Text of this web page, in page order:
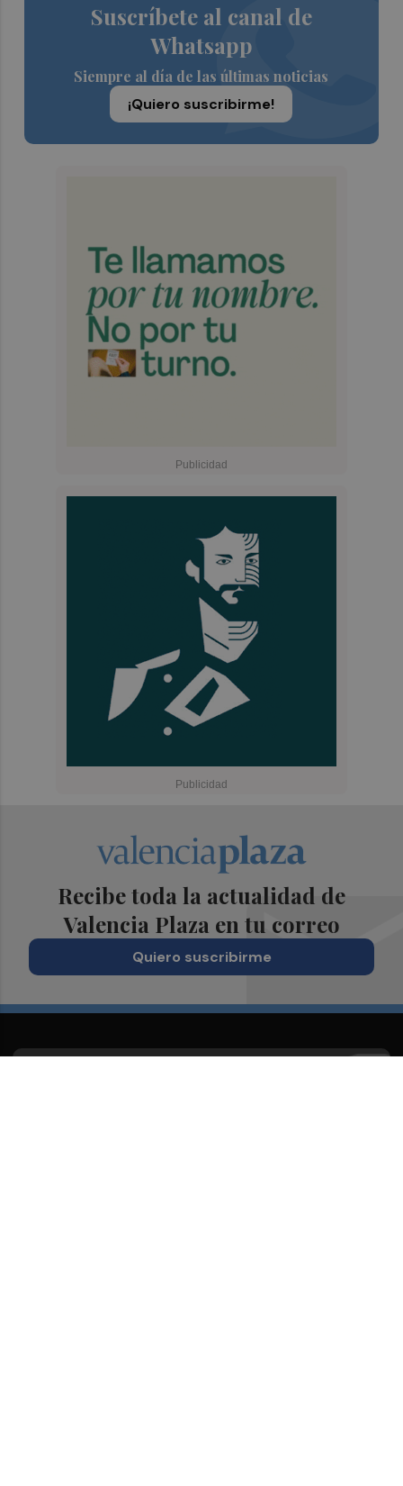
Suscríbete al canal de
Whatsapp
Siempre al día de las últimas noticias
¡Quiero suscribirme!
Recibe toda la actualidad de
Valencia Plaza en tu correo
Quiero suscribirme